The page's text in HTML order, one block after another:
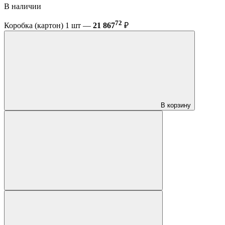
В наличии
Коробка (картон) 1 шт — 21 86772 ₽
В корзину